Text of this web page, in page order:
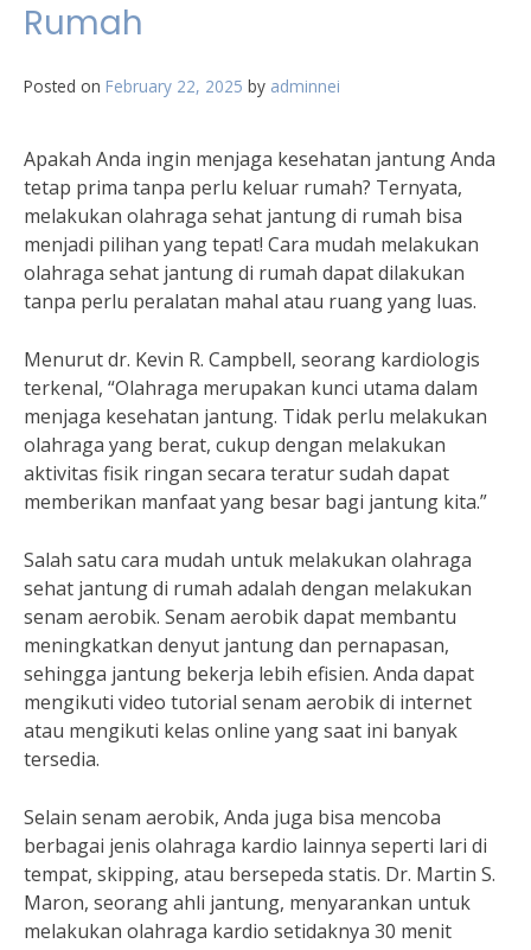
Rumah
Posted on February 22, 2025 by adminnei
Apakah Anda ingin menjaga kesehatan jantung Anda
tetap prima tanpa perlu keluar rumah? Ternyata,
melakukan olahraga sehat jantung di rumah bisa
menjadi pilihan yang tepat! Cara mudah melakukan
olahraga sehat jantung di rumah dapat dilakukan
tanpa perlu peralatan mahal atau ruang yang luas.
Menurut dr. Kevin R. Campbell, seorang kardiologis
terkenal, “Olahraga merupakan kunci utama dalam
menjaga kesehatan jantung. Tidak perlu melakukan
olahraga yang berat, cukup dengan melakukan
aktivitas fisik ringan secara teratur sudah dapat
memberikan manfaat yang besar bagi jantung kita.”
Salah satu cara mudah untuk melakukan olahraga
sehat jantung di rumah adalah dengan melakukan
senam aerobik. Senam aerobik dapat membantu
meningkatkan denyut jantung dan pernapasan,
sehingga jantung bekerja lebih efisien. Anda dapat
mengikuti video tutorial senam aerobik di internet
atau mengikuti kelas online yang saat ini banyak
tersedia.
Selain senam aerobik, Anda juga bisa mencoba
berbagai jenis olahraga kardio lainnya seperti lari di
tempat, skipping, atau bersepeda statis. Dr. Martin S.
Maron, seorang ahli jantung, menyarankan untuk
melakukan olahraga kardio setidaknya 30 menit